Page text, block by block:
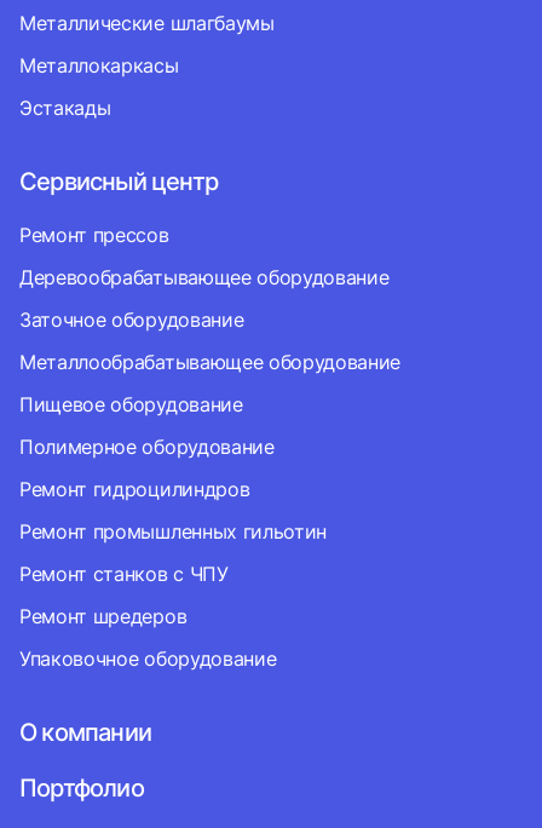
Металлические шлагбаумы
Металлокаркасы
Эстакады
Сервисный центр
Ремонт прессов
Деревообрабатывающее оборудование
Заточное оборудование
Металлообрабатывающее оборудование
Пищевое оборудование
Полимерное оборудование
Ремонт гидроцилиндров
Ремонт промышленных гильотин
Ремонт станков с ЧПУ
Ремонт шредеров
Упаковочное оборудование
О компании
Портфолио